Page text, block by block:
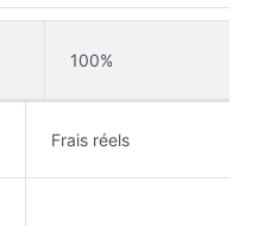
100%
Frais réels